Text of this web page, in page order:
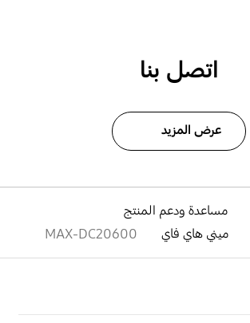
اتصل بنا
عرض المزيد
مساعدة ودعم المنتج
ميني هاي فاي MAX-DC20600